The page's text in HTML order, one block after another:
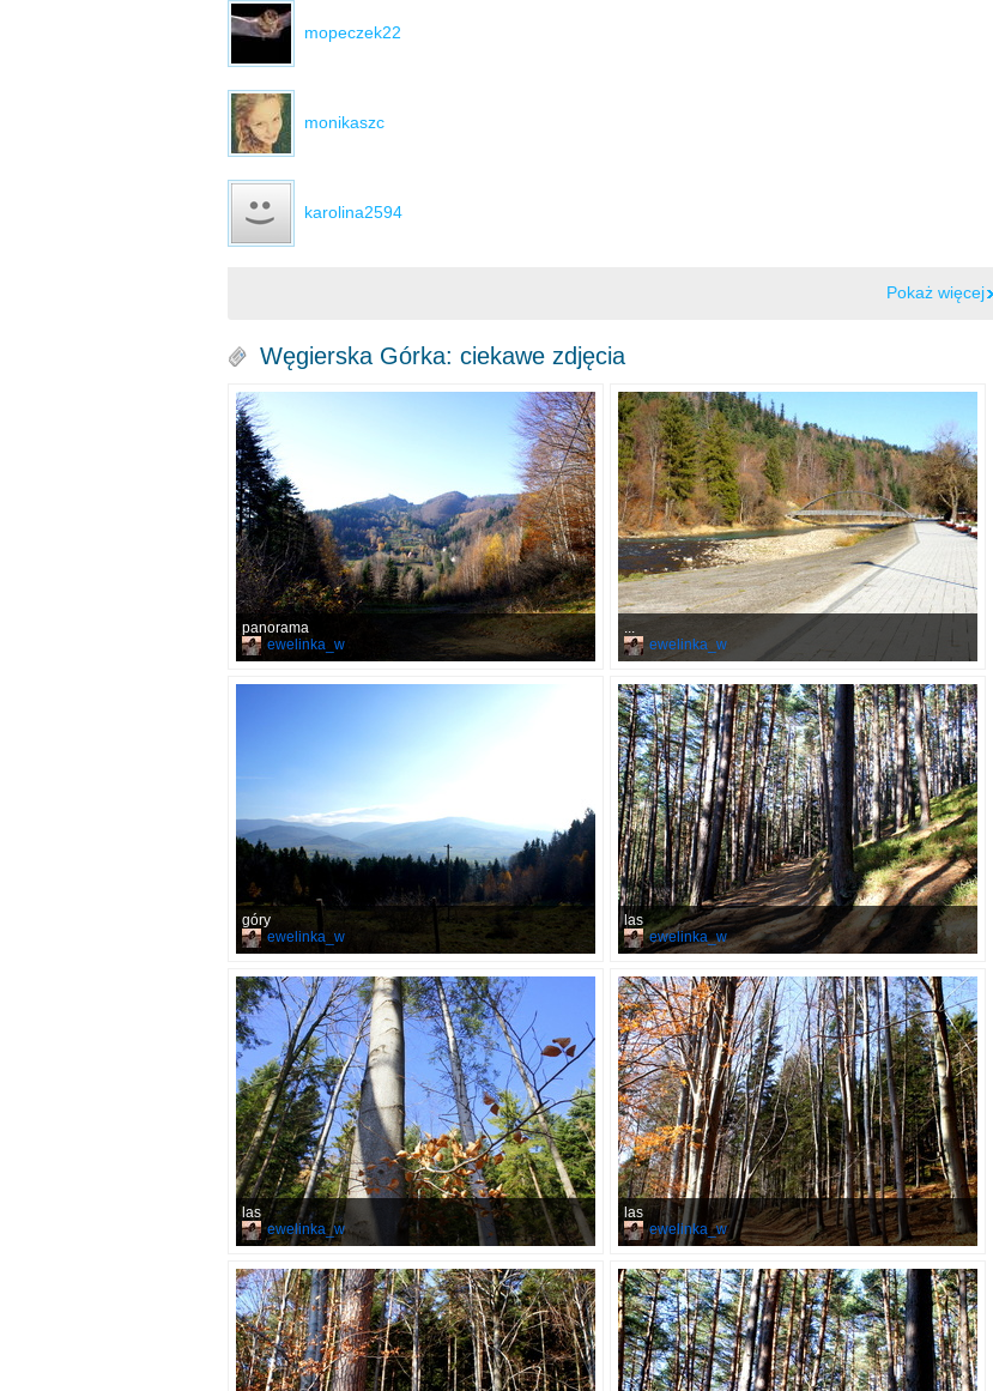
mopeczek22
monikaszc
karolina2594
Pokaż więcej
Węgierska Górka: ciekawe zdjęcia
panorama
ewelinka_w
...
ewelinka_w
góry
ewelinka_w
las
ewelinka_w
las
ewelinka_w
las
ewelinka_w